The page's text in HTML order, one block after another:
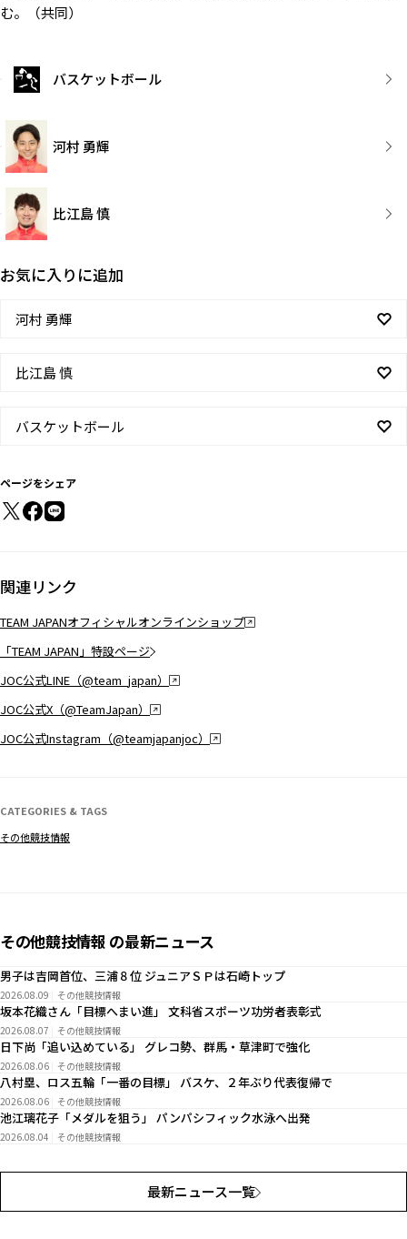
む。（共同）
バスケットボール
河村 勇輝
比江島 慎
お気に入りに追加
河村 勇輝
比江島 慎
バスケットボール
ページをシェア
関連リンク
TEAM JAPANオフィシャルオンラインショップ
「TEAM JAPAN」特設ページ
JOC公式LINE（@team_japan）
JOC公式X（@TeamJapan）
JOC公式Instagram（@teamjapanjoc）
CATEGORIES & TAGS
その他競技情報
その他競技情報 の最新ニュース
男子は吉岡首位、三浦８位 ジュニアＳＰは石崎トップ
2026.08.09 その他競技情報
坂本花織さん「目標へまい進」 文科省スポーツ功労者表彰式
2026.08.07 その他競技情報
日下尚「追い込めている」 グレコ勢、群馬・草津町で強化
2026.08.06 その他競技情報
八村塁、ロス五輪「一番の目標」 バスケ、２年ぶり代表復帰で
2026.08.06 その他競技情報
池江璃花子「メダルを狙う」 パンパシフィック水泳へ出発
2026.08.04 その他競技情報
最新ニュース一覧